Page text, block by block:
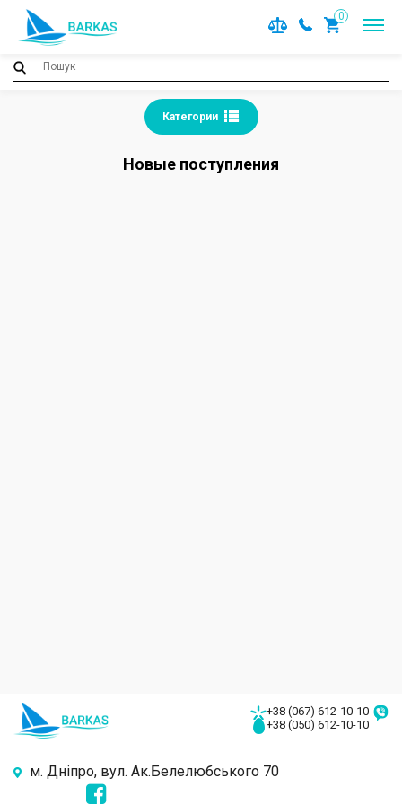
0
Категории
Новые поступления
+38 (067) 612-10-10
+38 (050) 612-10-10
м. Дніпро, вул. Ак.Белелюбського 70